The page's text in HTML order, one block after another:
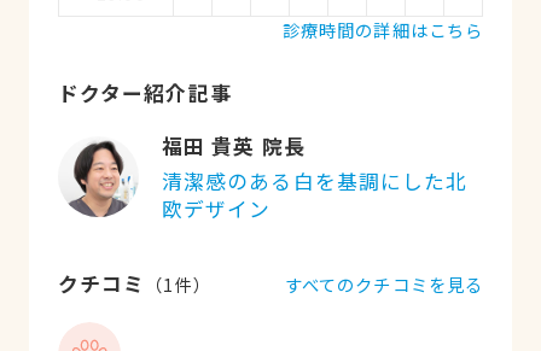
診療時間の詳細はこちら
ドクター紹介記事
福田 貴英 院長
清潔感のある白を基調にした北
欧デザイン
クチコミ （1件） すべてのクチコミを見る